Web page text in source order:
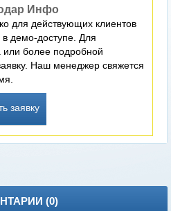
Инфо
для действующих клиентов
демо-доступе. Для
или более подробной
Наш менеджер свяжется
заявку
(0)